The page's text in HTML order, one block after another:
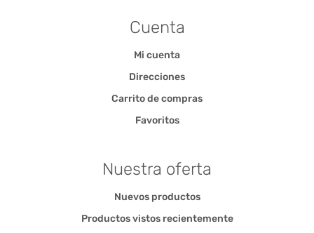
Cuenta
Mi cuenta
Direcciones
Carrito de compras
Favoritos
Nuestra oferta
Nuevos productos
Productos vistos recientemente